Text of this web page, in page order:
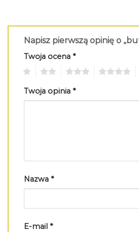
Napisz pierwszą opinię o
Twoja ocena *
Twoja opinia *
Nazwa *
E-mail *